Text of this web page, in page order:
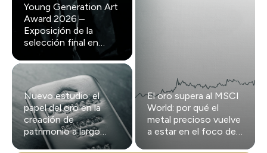
Young Generation Art
Award 2026 –
Exposición de la
selección final en
Gendarmenmarkt
El oro supera al MSCI
World: por qué el
metal precioso vuelve
a estar en el foco de
Nuevo estudio: el
papel del oro en la
creación de
patrimonio a largo
plazo